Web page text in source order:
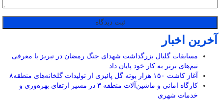
آخرین اخبار
مسابقات گلبال بزرگداشت شهدای جنگ رمضان در تبریز با معرفی
تیم‌های برتر به کار خود پایان داد
آغاز کاشت ۱۵۰ هزار بوته گل پائیزی از تولیدات گلخانه‌های منطقه۸
کارگاه امانی و ماشین‌آلات منطقه ۳ در مسیر ارتقای بهره‌وری و
خدمات شهری